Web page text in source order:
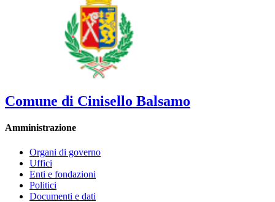
Comune di Cinisello Balsamo
Amministrazione
Organi di governo
Uffici
Enti e fondazioni
Politici
Documenti e dati